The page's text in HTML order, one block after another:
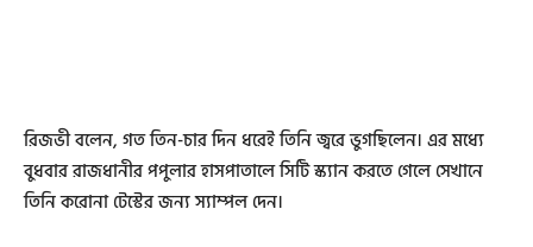
রিজভী বলেন, গত তিন-চার দিন ধরেই তিনি জ্বরে ভুগছিলেন। এর মধ্যে
বুধবার রাজধানীর পপুলার হাসপাতালে সিটি স্ক্যান করতে গেলে সেখানে
তিনি করোনা টেস্টের জন্য স্যাম্পল দেন।